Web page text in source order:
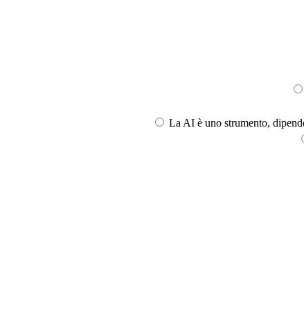
La AI è uno strumento,